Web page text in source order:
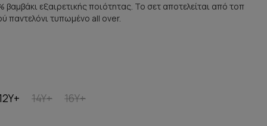
εξαιρετικής ποιότητας. Το σετ αποτελείται από τοπ
παντελόνι τυπωμένο all over.
14Y+ 16Y+